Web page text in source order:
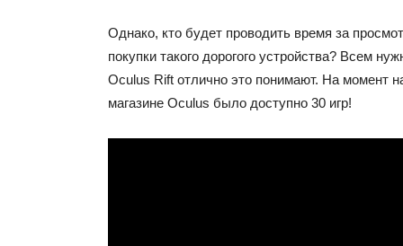
Однако, кто будет проводить время за
покупки такого дорогого устройства? Всем
Oculus Rift отлично это понимают. На момент
магазине Oculus было доступно 30 игр!